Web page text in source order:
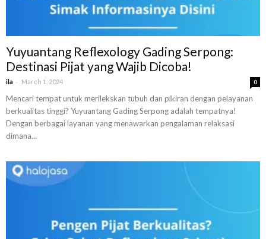
Yuyuantang Reflexology Gading Serpong:
Destinasi Pijat yang Wajib Dicoba!
ila - March 1, 2024 0
Mencari tempat untuk merilekskan tubuh dan pikiran dengan pelayanan
berkualitas tinggi? Yuyuantang Gading Serpong adalah tempatnya!
Dengan berbagai layanan yang menawarkan pengalaman relaksasi
dimana...